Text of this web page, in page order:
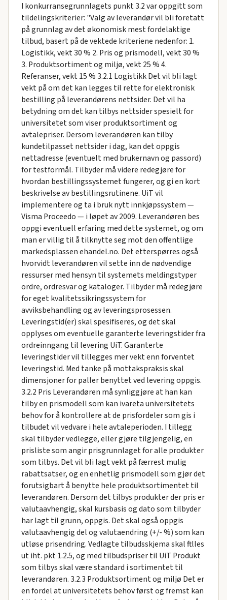
I konkurransegrunnlagets punkt 3.2 var oppgitt som
tildelingskriterier: "Valg av leverandør vil bli foretatt
på grunnlag av det økonomisk mest fordelaktige
tilbud, basert på de vektede kriteriene nedenfor: 1.
Logistikk, vekt 30 % 2. Pris og prismodell, vekt 30 %
3. Produktsortiment og miljø, vekt 25 % 4.
Referanser, vekt 15 % 3.2.1 Logistikk Det vil bli lagt
vekt på om det kan legges til rette for elektronisk
bestilling på leverandørens nettsider. Det vil ha
betydning om det kan tilbys nettsider spesielt for
universitetet som viser produktsortiment og
avtalepriser. Dersom leverandøren kan tilby
kundetilpasset nettsider i dag, kan det oppgis
nettadresse (eventuelt med brukernavn og passord)
for testformål. Tilbyder må videre redegjøre for
hvordan bestillingssystemet fungerer, og gi en kort
beskrivelse av bestillingsrutinene. UiT vil
implementere og ta i bruk nytt innkjøpssystem —
Visma Proceedo — i løpet av 2009. Leverandøren bes
oppgi eventuell erfaring med dette systemet, og om
man er villig til å tilknytte seg mot den offentlige
markedsplassen ehandel.no. Det etterspørres også
hvorvidt leverandøren vil sette inn de nødvendige
ressurser med hensyn til systemets meldingstyper
ordre, ordresvar og kataloger. Tilbyder må redegjøre
for eget kvalitetssikringssystem for
avviksbehandling og av leveringsprosessen.
Leveringstid(er) skal spesifiseres, og det skal
opplyses om eventuelle garanterte leveringstider fra
ordreinngang til levering UiT. Garanterte
leveringstider vil tillegges mer vekt enn forventet
leveringstid. Med tanke på mottakspraksis skal
dimensjoner for paller benyttet ved levering oppgis.
3.2.2 Pris Leverandøren må synliggjøre at han kan
tilby en prismodell som kan ivareta universitetets
behov for å kontrollere at de prisfordeler som gis i
tilbudet vil vedvare i hele avtaleperioden. I tillegg
skal tilbyder vedlegge, eller gjøre tilgjengelig, en
prisliste som angir prisgrunnlaget for alle produkter
som tilbys. Det vil bli lagt vekt på færrest mulig
rabattsatser, og en enhetlig prismodell som gjør det
forutsigbart å benytte hele produktsortimentet til
leverandøren. Dersom det tilbys produkter der pris er
valutaavhengig, skal kursbasis og dato som tilbyder
har lagt til grunn, oppgis. Det skal også oppgis
valutaavhengig del og valutaendring (+/- %) som kan
utløse prisendring. Vedlagte tilbudsskjema skal ftlles
ut iht. pkt 1.2.5, og med tilbudspriser til UiT Produkt
som tilbys skal være standard i sortimentet til
leverandøren. 3.2.3 Produktsortiment og miljø Det er
en fordel at universitetets behov først og fremst kan